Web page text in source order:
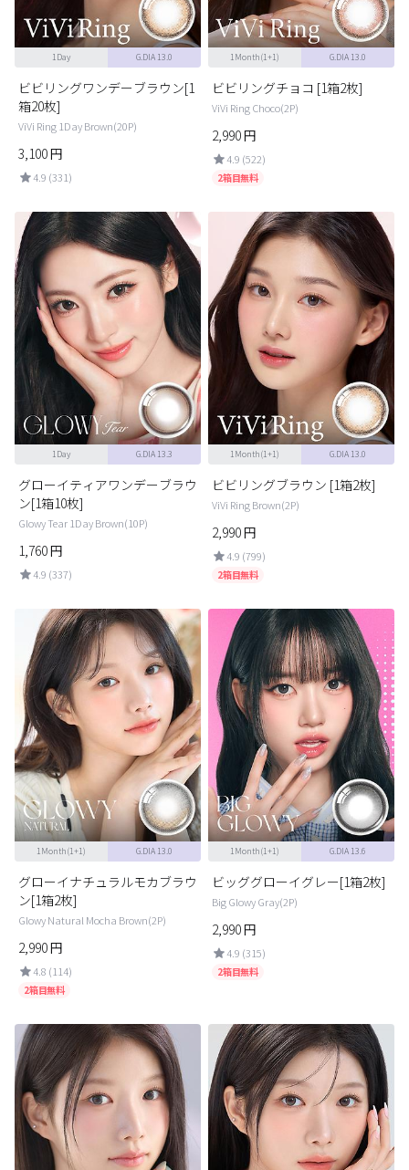
1Day G.DIA 13.0
ビビリングワンデーブラウン[1
箱20枚]
ViVi Ring 1Day Brown(20P)
3,100円
4.9 (331)
1Month(1+1) G.DIA 13.0
ビビリングチョコ [1箱2枚]
ViVi Ring Choco(2P)
2,990円
4.9 (522)
2箱目無料
1Day G.DIA 13.3
グローイティアワンデーブラウ
ン[1箱10枚]
Glowy Tear 1Day Brown(10P)
1,760円
4.9 (337)
1Month(1+1) G.DIA 13.0
ビビリングブラウン [1箱2枚]
ViVi Ring Brown(2P)
2,990円
4.9 (799)
2箱目無料
1Month(1+1) G.DIA 13.0
グローイナチュラルモカブラウ
ン[1箱2枚]
Glowy Natural Mocha Brown(2P)
2,990円
4.8 (114)
2箱目無料
1Month(1+1) G.DIA 13.6
ビッググローイグレー[1箱2枚]
Big Glowy Gray(2P)
2,990円
4.9 (315)
2箱目無料